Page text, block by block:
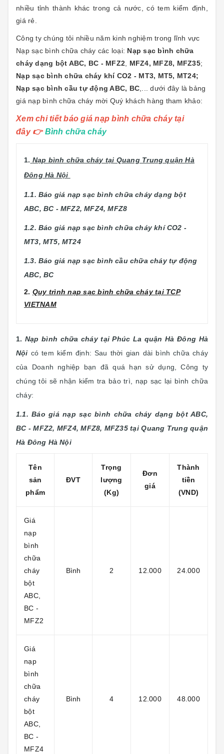
nhiều tỉnh thành khác trong cả nước, có tem kiểm định,
giá rẻ.
Công ty chúng tôi nhiều năm kinh nghiệm trong lĩnh vực
Nạp sạc bình chữa cháy các loại: Nạp sạc bình chữa
cháy dạng bột ABC, BC - MFZ2
MFZ4, MFZ8, MFZ35;
Nạp sạc bình chữa cháy khí CO2 - MT3, MT5, MT24;
Nạp sạc bình cầu tự động ABC, BC ,... dưới đây là bảng
giá nạp bình chữa cháy mời Quý khách hàng tham khảo:
Xem chi tiết báo giá nạp bình chữa cháy tại
đây👉Bình chữa cháy
1. Nạp bình chữa cháy tại Quang Trung quận Hà
Đông Hà Nội
1.1. Báo giá nạp sạc bình chữa cháy dạng bột
ABC, BC - MFZ2, MFZ4, MFZ8
1.2. Báo giá nạp sạc bình chữa cháy khí CO2 -
MT3, MT5, MT24
1.3. Báo giá nạp sạc bình cầu chữa cháy tự động
ABC, BC
2. Quy trình nạp sạc bình chữa cháy tại TCP
VIETNAM
1. Nạp bình chữa cháy tại Phúc La quận Hà Đông Hà
Nội có tem kiểm định: Sau thời gian dài bình chữa cháy
của Doanh nghiệp bạn đã quá hạn sử dụng, Công ty
chúng tôi sẽ nhận kiểm tra bảo trì, nạp sạc lại bình chữa
cháy:
1.1. Báo giá nạp sạc bình chữa cháy dạng bột ABC,
BC - MFZ2, MFZ4, MFZ8, MFZ35 tại Quang Trung quận
Hà Đông Hà Nội
Tên
sản
phẩm
ĐVT
Trọng
lượng
(Kg)
Đơn
giá
Thành
tiền
(VND)
Giá
nạp
bình
chữa
cháy
bột
ABC,
BC -
MFZ2
Bình 2 12.000 24.000
Giá
nạp
bình
chữa
cháy
bột
ABC,
BC -
MFZ4
Bình 4 12.000 48.000